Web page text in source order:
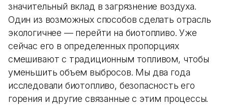
значительный вклад в загрязнение воздуха.
Один из возможных способов сделать отрасль
экологичнее — перейти на биотопливо. Уже
сейчас его в определенных пропорциях
смешивают с традиционным топливом, чтобы
уменьшить объем выбросов. Мы два года
исследовали биотопливо, безопасность его
горения и другие связанные с этим процессы.